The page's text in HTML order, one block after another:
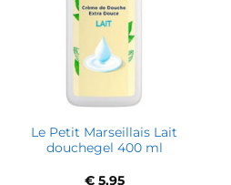
Le Petit Marseillais Lait
douchegel 400 ml
€5,95